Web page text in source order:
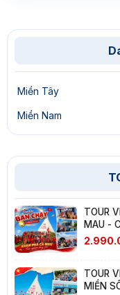
Miền Tây
Miền Nam
TOUR
MAU -
NAM
TOUR
MIỀN